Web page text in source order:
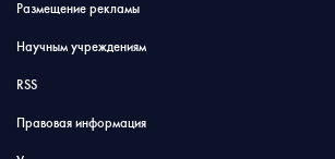
Размещение рекламы
Научным учреждениям
RSS
Правовая информация